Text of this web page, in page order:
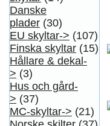
Danske
plader (30)
EU skyltar-> (107)
Finska skyltar (15)
Hållare & dekal-
> (3)
Hus och gård-
> (37)
MC-skyltar-> (21)